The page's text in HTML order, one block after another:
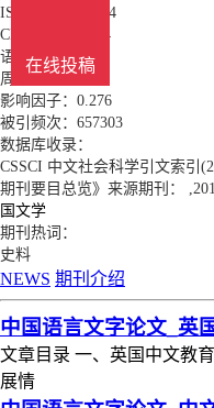
ISSN：1674-7704
CN：31-2026/G4
语言：中文
周期：双月
影响因子：0.276
被引频次：657303
数据库收录：
CSSCI 中文社会科学引文索引
期刊要目总览》来源期刊：
国文学
期刊热词：
史料
NEWS 期刊介绍
中国语言文字论文_英
文章目录 一、英国中文教
展情
在线投稿